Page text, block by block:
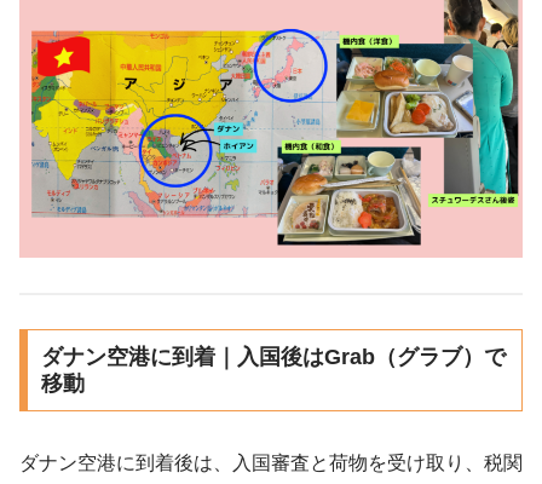
ダナン空港に到着｜入国後はGrab（グラブ）で
移動
ダナン空港に到着後は、入国審査と荷物を受け取り、税関